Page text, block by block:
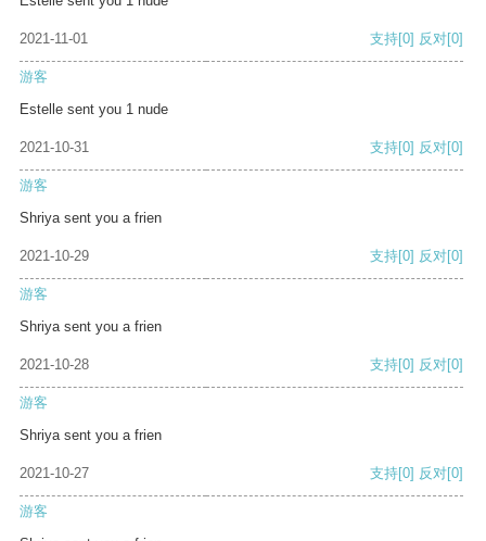
2021-11-01 支持[0] 反对[0]
游客
Estelle sent you 1 nude
2021-10-31 支持[0] 反对[0]
游客
Shriya sent you a frien
2021-10-29 支持[0] 反对[0]
游客
Shriya sent you a frien
2021-10-28 支持[0] 反对[0]
游客
Shriya sent you a frien
2021-10-27 支持[0] 反对[0]
游客